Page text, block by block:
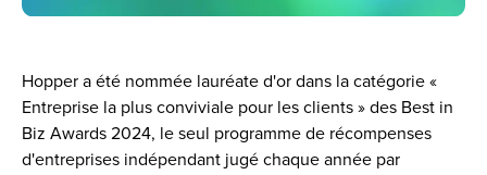
Hopper a été nommée lauréate d'or dans la catégorie «
Entreprise la plus conviviale pour les clients » des Best in
Biz Awards 2024, le seul programme de récompenses
d'entreprises indépendant jugé chaque année par